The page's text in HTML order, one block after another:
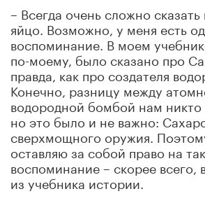
– Всегда очень сложно
яйцо. Возможно, у меня есть
воспоминание. В моем
по-моему, было сказано про
правда, как про создателя
Конечно, разницу между
водородной бомбой нам никто
но это было и не важно:
сверхмощного оружия.
оставляю за собой право на
воспоминание – скорее всего,
из учебника истории.